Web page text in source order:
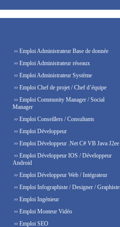
›› Emploi Administrateur Base de donnée
›› Emploi Administrateur réseaux
›› Emploi Administrateur Système
›› Emploi Chef de projet / Chef d’équipe
›› Emploi Community Manager / Social
Manager
›› Emploi Conseillers / Consultants
›› Emploi Développeur
›› Emploi Développeur .Net C# VB Java J2ee
›› Emploi Développeur IOS / Développeur
Android
›› Emploi Développeur Web / Intégrateur
›› Emploi Infographiste / Designer / Graphiste
›› Emploi Ingénieur
›› Emploi Monteur Vidéo
›› Emploi SEO